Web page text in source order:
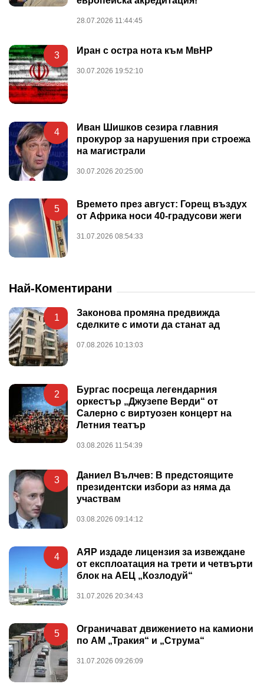
28.07.2026 11:44:45
3 Иран с остра нота към МвНР
30.07.2026 19:52:10
4
Иван Шишков сезира главния
прокурор за нарушения при строежа
на магистрали
30.07.2026 20:25:00
5
Времето през август: Горещ въздух
от Африка носи 40-градусови жеги
31.07.2026 08:54:33
Най-Коментирани
1
Законова промяна предвижда
сделките с имоти да станат ад
07.08.2026 10:13:03
2
Бургас посреща легендарния
оркестър „Джузепе Верди“ от
Салерно с виртуозен концерт на
Летния театър
03.08.2026 11:54:39
3
Даниел Вълчев: В предстоящите
президентски избори аз няма да
участвам
03.08.2026 09:14:12
4
АЯР издаде лицензия за извеждане
от експлоатация на трети и четвърти
блок на АЕЦ „Козлодуй“
31.07.2026 20:34:43
5
Ограничават движението на камиони
по АМ „Тракия“ и „Струма“
31.07.2026 09:26:09